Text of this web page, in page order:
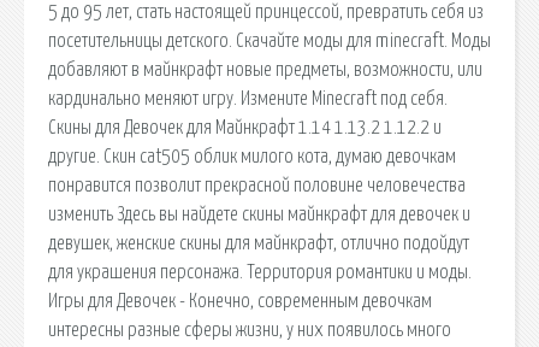
5 до 95 лет, стать настоящей принцессой, превратить себя из
посетительницы детского. Скачайте моды для minecraft. Моды
добавляют в майнкрафт новые предметы, возможности, или
кардинально меняют игру. Измените Minecraft под себя.
Скины для Девочек для Майнкрафт 1.14 1.13.2 1.12.2 и
другие. Скин cat505 облик милого кота, думаю девочкам
понравится позволит прекрасной половине человечества
изменить Здесь вы найдете скины майнкрафт для девочек и
девушек, женские скины для майнкрафт, отлично подойдут
для украшения персонажа. Территория романтики и моды.
Игры для Девочек - Конечно, современным девочкам
интересны разные сферы жизни, у них появилось много